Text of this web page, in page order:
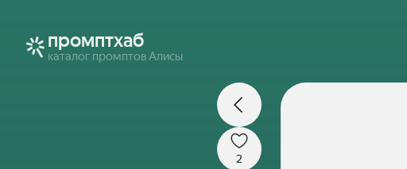
промптхаб
каталог промптов Алисы
2